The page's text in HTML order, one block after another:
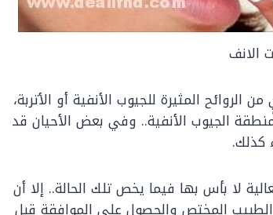
الانف
المثيرة للجيوب الأنفية أو الأتربة،
الجيوب الأنفية.. وفي بعض الأحيان قد
كذلك.
لا بأس بها فيما يخص تلك الحالة.. إلا أن
الطبيب المختص والحصول على الموافقة قبل